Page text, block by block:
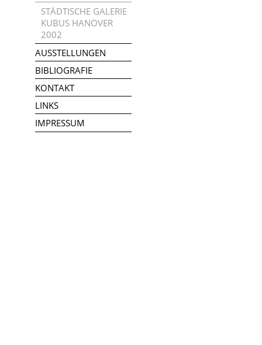
STÄDTISCHE GALERIE
KUBUS HANOVER
2002
AUSSTELLUNGEN
BIBLIOGRAFIE
KONTAKT
LINKS
IMPRESSUM